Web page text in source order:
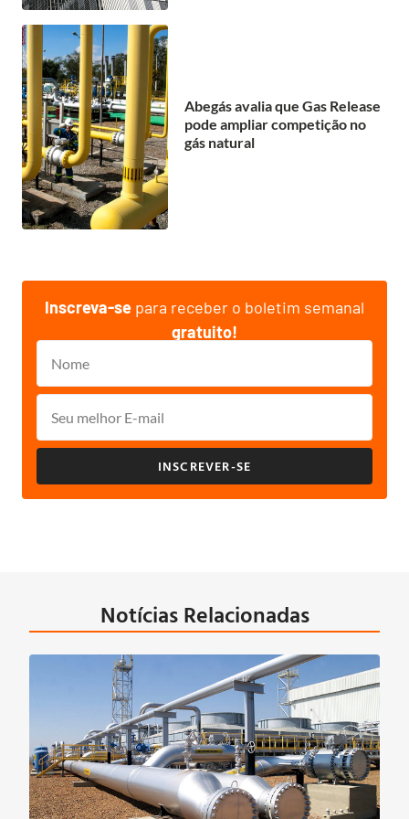
Abegás avalia que Gas Release
pode ampliar competição no
gás natural
Inscreva-se para receber o boletim semanal
gratuito!
INSCREVER-SE
Notícias Relacionadas